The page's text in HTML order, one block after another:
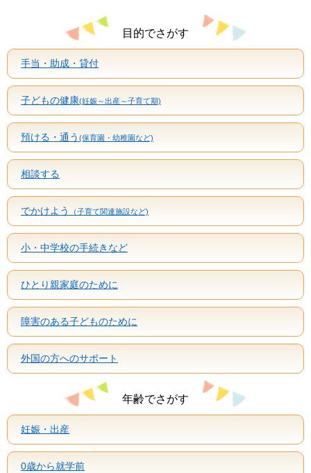
目的でさがす
手当・助成・貸付
子どもの健康(妊娠～出産～子育て期)
預ける・通う (保育園・幼稚園など)
相談する
でかけよう （子育て関連施設など)
小・中学校の手続きなど
ひとり親家庭のために
障害のある子どものために
外国の方へのサポート
年齢でさがす
妊娠・出産
0歳から就学前